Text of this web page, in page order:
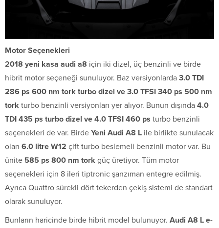
Motor Seçenekleri
2018 yeni kasa audi a8 için iki dizel, üç benzinli ve birde
hibrit motor seçeneği sunuluyor. Baz versiyonlarda 3.0 TDI
286 ps 600 nm tork turbo dizel ve 3.0 TFSI 340 ps 500 nm
tork turbo benzinli versiyonları yer alıyor. Bunun dışında 4.0
TDI 435 ps turbo dizel ve 4.0 TFSI 460 ps turbo benzinli
seçenekleri de var. Birde Yeni Audi A8 L ile birlikte sunulacak
olan 6.0 litre W12 çift turbo beslemeli benzinli motor var. Bu
ünite 585 ps 800 nm tork güç üretiyor. Tüm motor
seçenekleri için 8 ileri tiptronic şanzıman entegre edilmiş.
Ayrıca Quattro sürekli dört tekerden çekiş sistemi de standart
olarak sunuluyor.
Bunların haricinde birde hibrit model bulunuyor. Audi A8 L e-